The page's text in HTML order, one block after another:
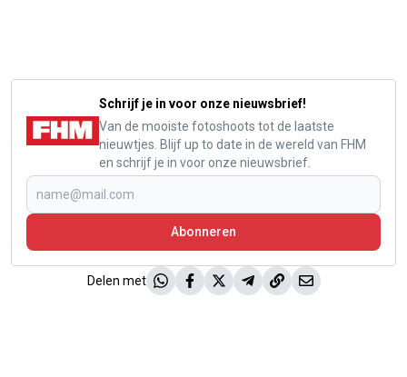
Schrijf je in voor onze nieuwsbrief!
Van de mooiste fotoshoots tot de laatste
nieuwtjes. Blijf up to date in de wereld van FHM
en schrijf je in voor onze nieuwsbrief.
Abonneren
Delen met